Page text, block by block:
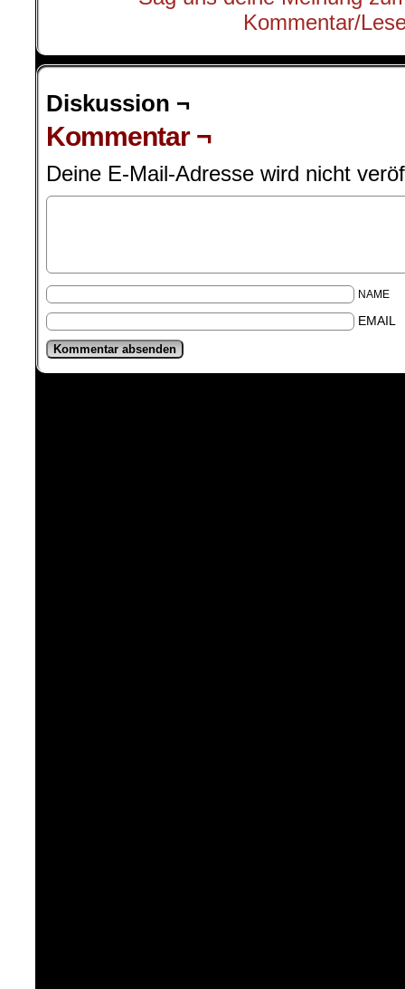
Diskussion ¬
Kommentar ¬
Deine E-Mail-Adresse wird nicht
NAME
EMAIL